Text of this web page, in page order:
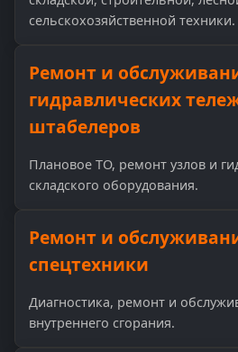
сельскохозяйственной техники.
Ремонт и
гидравлических
штабелеров
Плановое ТО, ремонт узлов и
складского оборудования.
Ремонт и
спецтехники
Диагностика, ремонт и
внутреннего сгорания.